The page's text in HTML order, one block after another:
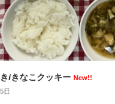
/きなこクッキー New!!
日